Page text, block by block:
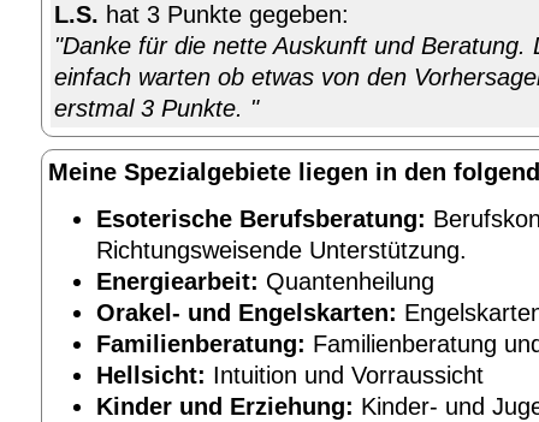
L.S. hat 3 Punkte gegeben:
"Danke für die nette Auskunft und Beratung.
einfach warten ob etwas von den
erstmal 3 Punkte. "
Meine Spezialgebiete liegen in den
Esoterische Berufsberatung:
Richtungsweisende Unterstützung.
Energiearbeit: Quantenheilung
Orakel- und Engelskarten:
Familienberatung: Familienberatung
Hellsicht: Intuition und Vorraussicht
Kinder und Erziehung: Kinder- und